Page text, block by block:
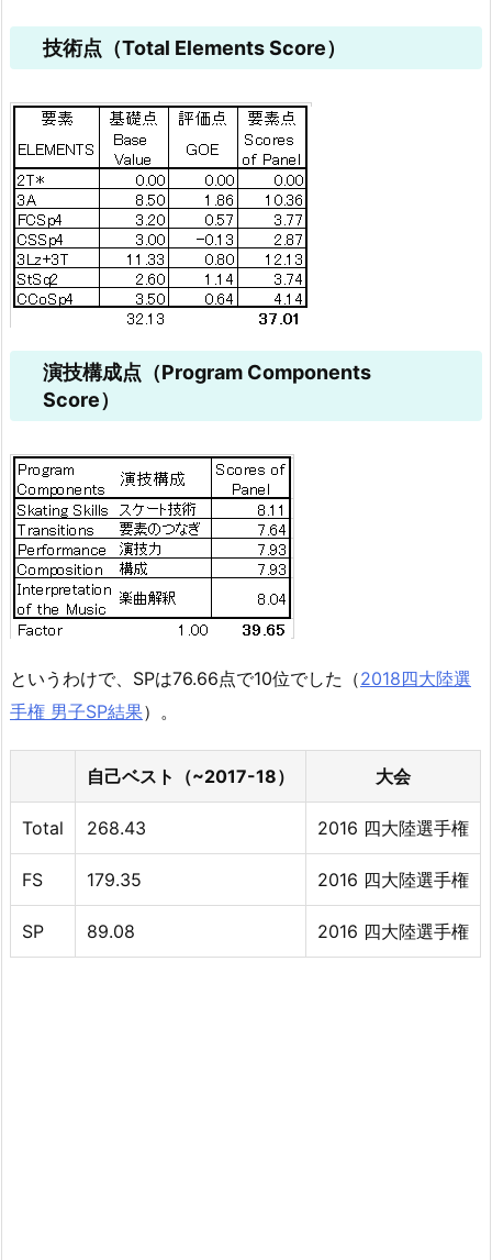
技術点（Total Elements Score）
演技構成点（Program Components
Score）
というわけで、SPは76.66点で10位でした（2018四大陸選
手権 男子SP結果）。
自己ベスト（~2017-18） 大会
Total 268.43 2016 四大陸選手権
FS 179.35 2016 四大陸選手権
SP 89.08 2016 四大陸選手権